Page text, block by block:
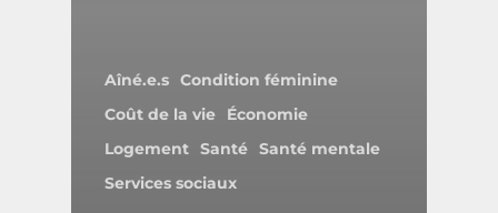
Aîné.e.s Condition féminine
Coût de la vie
Économie
Logement Santé Santé mentale
Services sociaux